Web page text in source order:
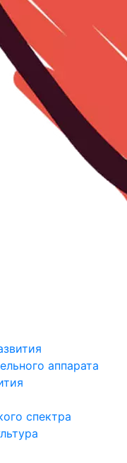
аппарата
спектра